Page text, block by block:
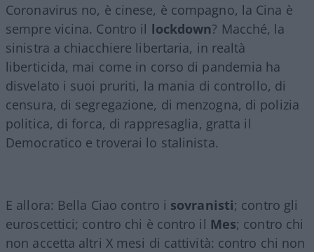
Coronavirus no, è cinese, è compagno, la Cina è
sempre vicina. Contro il lockdown? Macché, la
sinistra a chiacchiere libertaria, in realtà
liberticida, mai come in corso di pandemia ha
disvelato i suoi pruriti, la mania di controllo, di
censura, di segregazione, di menzogna, di polizia
politica, di forca, di rappresaglia, gratta il
Democratico e troverai lo stalinista.
E allora: Bella Ciao contro i sovranisti; contro gli
euroscettici; contro chi è contro il Mes; contro chi
non accetta altri X mesi di cattività: contro chi non